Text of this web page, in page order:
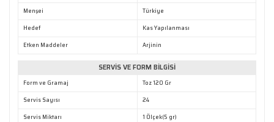
Menşei
Türkiye
Hedef
Kas Yapılanması
Etken Maddeler
Arjinin
SERVİS VE FORM BİLGİSİ
Form ve Gramaj
Toz 120 Gr
Servis Sayısı
24
Servis Miktarı
1 Ölçek(5 gr)